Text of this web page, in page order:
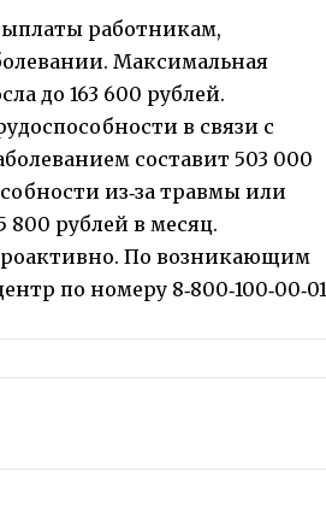
работникам,
Максимальная
до 163 600 рублей.
в связи с
составит 503 000
из‑за травмы или
800 рублей в месяц.
По возникающим
по номеру 8‑800‑100‑00‑01